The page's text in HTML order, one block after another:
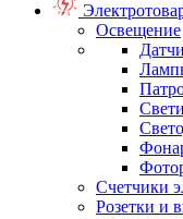
Освещение
Счетчики
Розетки и